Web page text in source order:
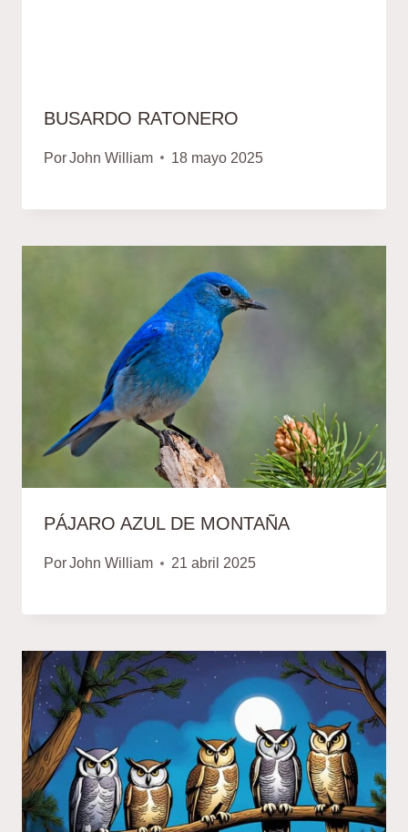
BUSARDO RATONERO
PorJohn William 18 mayo 2025
PÁJARO AZUL DE MONTAÑA
PorJohn William 21 abril 2025